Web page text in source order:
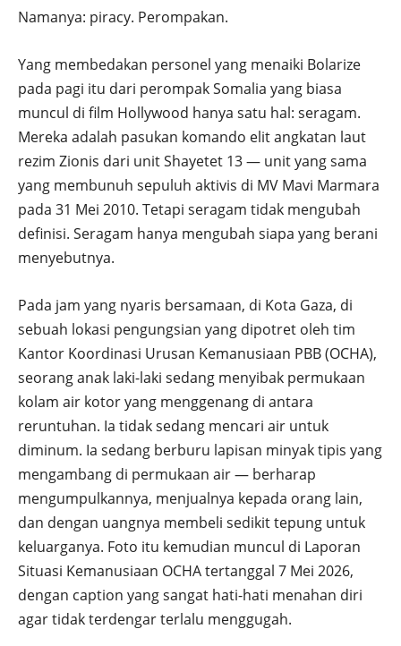
Namanya: piracy. Perompakan.
Yang membedakan personel yang menaiki Bolarize
pada pagi itu dari perompak Somalia yang biasa
muncul di film Hollywood hanya satu hal: seragam.
Mereka adalah pasukan komando elit angkatan laut
rezim Zionis dari unit Shayetet 13 — unit yang sama
yang membunuh sepuluh aktivis di MV Mavi Marmara
pada 31 Mei 2010. Tetapi seragam tidak mengubah
definisi. Seragam hanya mengubah siapa yang berani
menyebutnya.
Pada jam yang nyaris bersamaan, di Kota Gaza, di
sebuah lokasi pengungsian yang dipotret oleh tim
Kantor Koordinasi Urusan Kemanusiaan PBB (OCHA),
seorang anak laki-laki sedang menyibak permukaan
kolam air kotor yang menggenang di antara
reruntuhan. Ia tidak sedang mencari air untuk
diminum. Ia sedang berburu lapisan minyak tipis yang
mengambang di permukaan air — berharap
mengumpulkannya, menjualnya kepada orang lain,
dan dengan uangnya membeli sedikit tepung untuk
keluarganya. Foto itu kemudian muncul di Laporan
Situasi Kemanusiaan OCHA tertanggal 7 Mei 2026,
dengan caption yang sangat hati-hati menahan diri
agar tidak terdengar terlalu menggugah.